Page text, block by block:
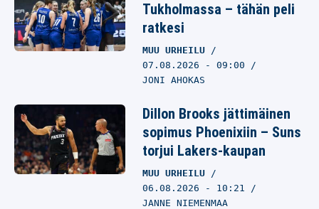
Tukholmassa – tähän peli
ratkesi
MUU URHEILU
07.08.2026 - 09:00
JONI AHOKAS
Dillon Brooks jättimäinen
sopimus Phoenixiin – Suns
torjui Lakers-kaupan
MUU URHEILU
06.08.2026 - 10:21
JANNE NIEMENMAA